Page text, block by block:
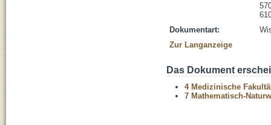
Dokumentart:
Zur Langanzeige
Das Dokument
4 Medizinische
7 Mathematisch-